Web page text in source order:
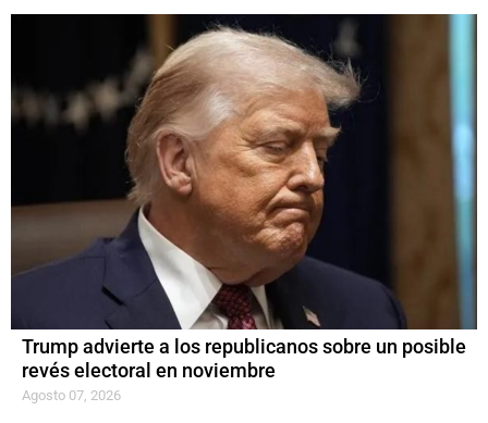
Trump advierte a los republicanos sobre un posible
revés electoral en noviembre
Agosto 07, 2026